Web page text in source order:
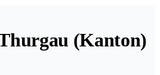
(Kanton)